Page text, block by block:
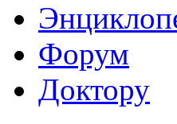
Форум
Доктору